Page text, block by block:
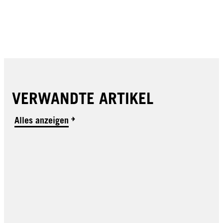
VERWANDTE ARTIKEL
Alles anzeigen